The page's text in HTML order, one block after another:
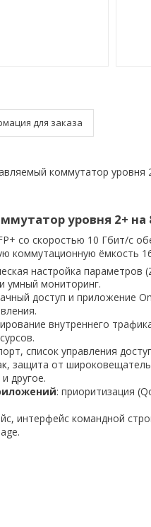
для заказа
коммутатор уровня
уровня 2+ на
со скоростью 10 Гбит/с
коммутационную ёмкость
настройка параметров
умный мониторинг.
доступ и приложение
внутреннего
список управления
защита от
другое.
: приоритизация
интерфейс командной